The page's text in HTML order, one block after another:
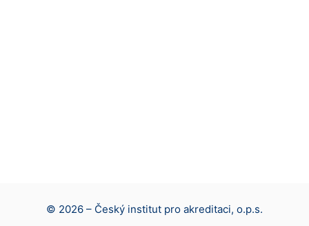
© 2026 – Český institut pro akreditaci, o.p.s.